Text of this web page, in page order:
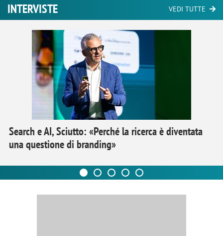
INTERVISTE VEDI TUTTE
Search e AI, Sciutto: «Perché la ricerca è diventata
una questione di branding»